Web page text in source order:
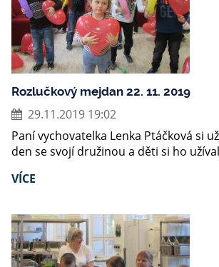
Rozlučkový mejdan 22. 11. 2019
29.11.2019 19:02
Paní vychovatelka Lenka Ptáčková si
den se svojí družinou a děti si ho
VÍCE